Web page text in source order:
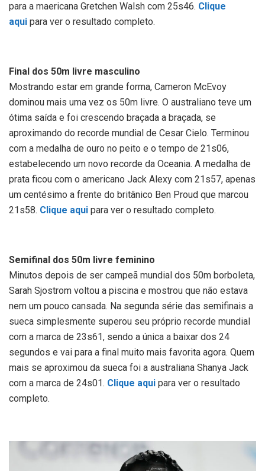
para a maericana Gretchen Walsh com 25s46. Clique
aqui para ver o resultado completo.
Final dos 50m livre masculino
Mostrando estar em grande forma, Cameron McEvoy
dominou mais uma vez os 50m livre. O australiano teve um
ótima saída e foi crescendo braçada a braçada, se
aproximando do recorde mundial de Cesar Cielo. Terminou
com a medalha de ouro no peito e o tempo de 21s06,
estabelecendo um novo recorde da Oceania. A medalha de
prata ficou com o americano Jack Alexy com 21s57, apenas
um centésimo a frente do britânico Ben Proud que marcou
21s58. Clique aqui para ver o resultado completo.
Semifinal dos 50m livre feminino
Minutos depois de ser campeã mundial dos 50m borboleta,
Sarah Sjostrom voltou a piscina e mostrou que não estava
nem um pouco cansada. Na segunda série das semifinais a
sueca simplesmente superou seu próprio recorde mundial
com a marca de 23s61, sendo a única a baixar dos 24
segundos e vai para a final muito mais favorita agora. Quem
mais se aproximou da sueca foi a australiana Shanya Jack
com a marca de 24s01. Clique aqui para ver o resultado
completo.